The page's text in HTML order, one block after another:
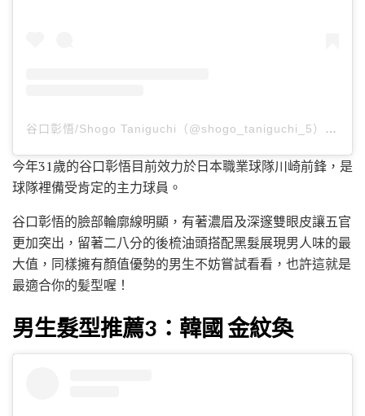
谷口彰悟/Shogo Taniguchi（@shogo_taniguchi_5）分享的貼文
今年31歲的谷口彰悟目前效力於日本職業球隊川崎前鋒，是
球隊裡備受肯定的主力球員。
谷口彰悟的臉部輪廓線明顯，有著濃眉及深邃雙眼皮讓五官
更加突出，留著二八分的後梳油頭搭配黑髮展現男人味的最
大值，同樣擁有顏值優勢的男生不妨嘗試看看，也許這就是
最適合你的髪型喔！
男生髮型推薦3：韓國 金紋奐